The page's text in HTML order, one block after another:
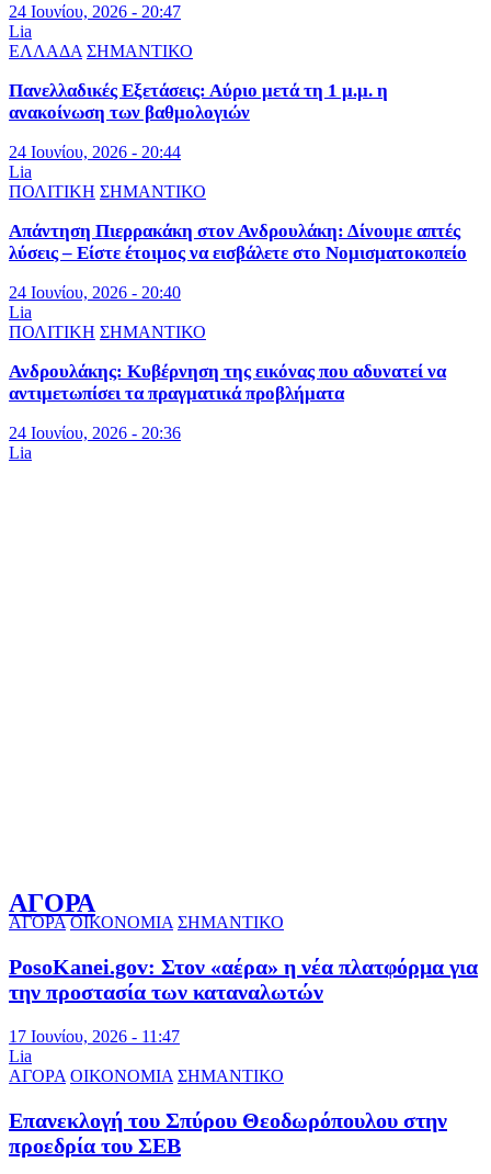
24 Ιουνίου, 2026 - 20:47
Lia
ΕΛΛΑΔΑ ΣΗΜΑΝΤΙΚΟ
Πανελλαδικές Εξετάσεις: Αύριο μετά τη 1 μ.μ. η
ανακοίνωση των βαθμολογιών
24 Ιουνίου, 2026 - 20:44
Lia
ΠΟΛΙΤΙΚΗ ΣΗΜΑΝΤΙΚΟ
Απάντηση Πιερρακάκη στον Ανδρουλάκη: Δίνουμε απτές
λύσεις – Είστε έτοιμος να εισβάλετε στο Νομισματοκοπείο
24 Ιουνίου, 2026 - 20:40
Lia
ΠΟΛΙΤΙΚΗ ΣΗΜΑΝΤΙΚΟ
Ανδρουλάκης: Κυβέρνηση της εικόνας που αδυνατεί να
αντιμετωπίσει τα πραγματικά προβλήματα
24 Ιουνίου, 2026 - 20:36
Lia
ΑΓΟΡΑ
ΑΓΟΡΑ ΟΙΚΟΝΟΜΙΑ ΣΗΜΑΝΤΙΚΟ
PosoKanei.gov: Στον «αέρα» η νέα πλατφόρμα για
την προστασία των καταναλωτών
17 Ιουνίου, 2026 - 11:47
Lia
ΑΓΟΡΑ ΟΙΚΟΝΟΜΙΑ ΣΗΜΑΝΤΙΚΟ
Επανεκλογή του Σπύρου Θεοδωρόπουλου στην
προεδρία του ΣΕΒ